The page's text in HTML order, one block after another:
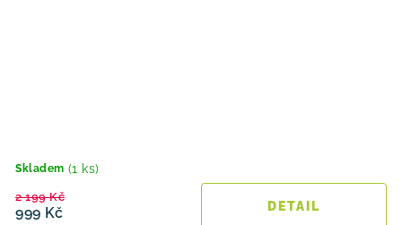
Skladem (1 ks)
999 Kč
2 199 Kč